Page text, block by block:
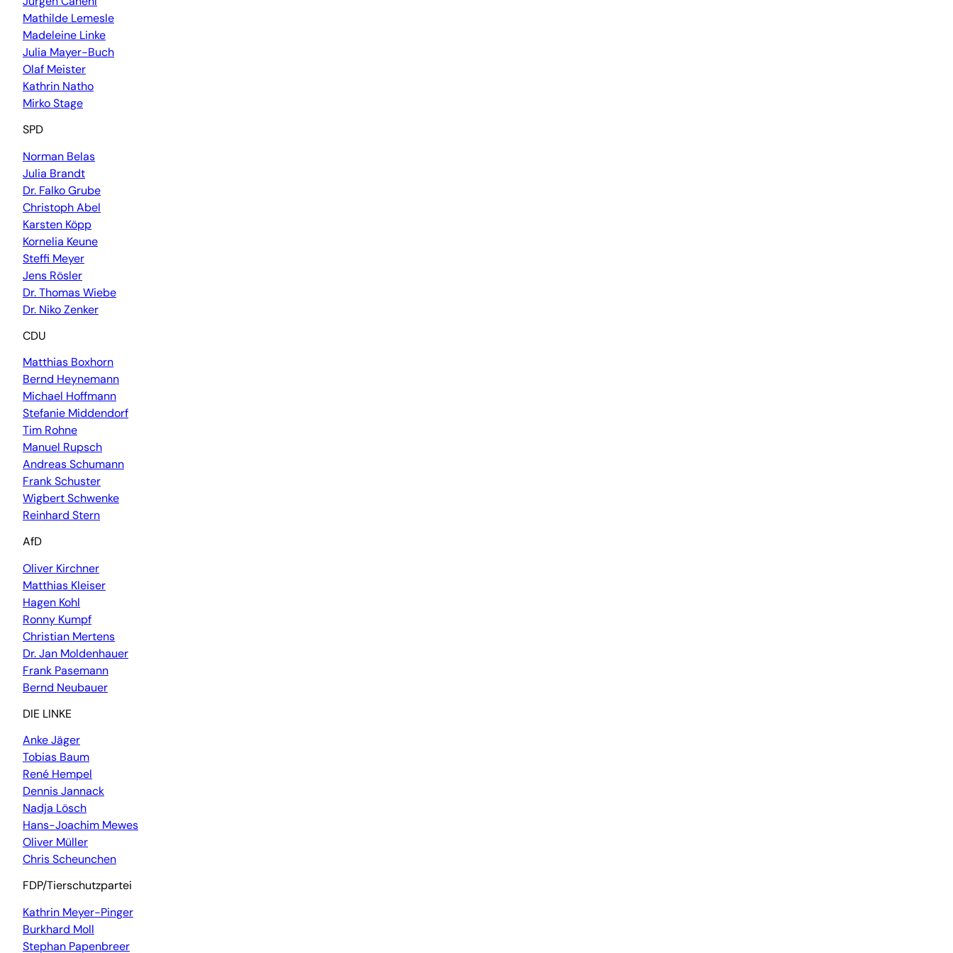
Mathilde Lemesle
Madeleine Linke
Julia Mayer-Buch
Olaf Meister
Kathrin Natho
Mirko Stage
SPD
Norman Belas
Julia Brandt
Dr. Falko Grube
Christoph Abel
Karsten Köpp
Kornelia Keune
Steffi Meyer
Jens Rösler
Dr. Thomas Wiebe
Dr. Niko Zenker
CDU
Matthias Boxhorn
Bernd Heynemann
Michael Hoffmann
Stefanie Middendorf
Tim Rohne
Manuel Rupsch
Andreas Schumann
Frank Schuster
Wigbert Schwenke
Reinhard Stern
AfD
Oliver Kirchner
Matthias Kleiser
Hagen Kohl
Ronny Kumpf
Christian Mertens
Dr. Jan Moldenhauer
Frank Pasemann
Bernd Neubauer
DIE LINKE
Anke Jäger
Tobias Baum
René Hempel
Dennis Jannack
Nadja Lösch
Hans-Joachim Mewes
Oliver Müller
Chris Scheunchen
FDP/Tierschutzpartei
Kathrin Meyer-Pinger
Burkhard Moll
Stephan Papenbreer